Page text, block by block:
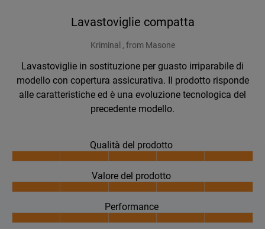
Lavastoviglie compatta
Kriminal , from Masone
Lavastoviglie in sostituzione per guasto irriparabile di
modello con copertura assicurativa. Il prodotto risponde
alle caratteristiche ed è una evoluzione tecnologica del
precedente modello.
Qualità del prodotto
Valore del prodotto
Performance